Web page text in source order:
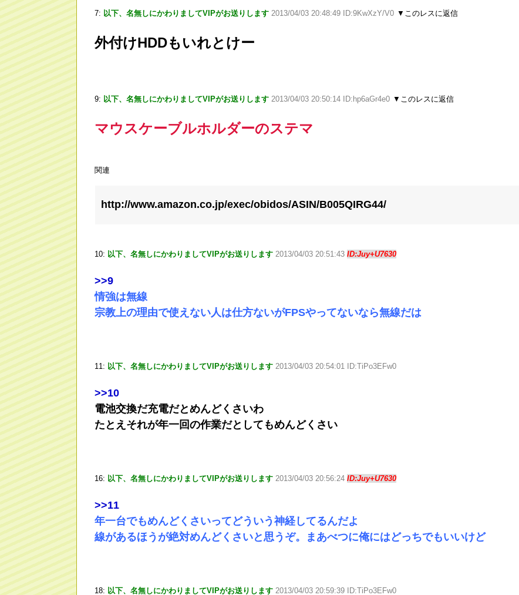
7: 以下、名無しにかわりましてVIPがお送りします 2013/04/03 20:48:49 ID:9KwXzY/V0 ▼このレスに返信
外付けHDDもいれとけー
9: 以下、名無しにかわりましてVIPがお送りします 2013/04/03 20:50:14 ID:hp6aGr4e0 ▼このレスに返信
マウスケーブルホルダーのステマ
関連
http://www.amazon.co.jp/exec/obidos/ASIN/B005QIRG44/
10: 以下、名無しにかわりましてVIPがお送りします 2013/04/03 20:51:43 ID:Juy+U7630
>>9
情強は無線
宗教上の理由で使えない人は仕方ないがFPSやってないなら無線だは
11: 以下、名無しにかわりましてVIPがお送りします 2013/04/03 20:54:01 ID:TiPo3EFw0
>>10
電池交換だ充電だとめんどくさいわ
たとえそれが年一回の作業だとしてもめんどくさい
16: 以下、名無しにかわりましてVIPがお送りします 2013/04/03 20:56:24 ID:Juy+U7630
>>11
年一台でもめんどくさいってどういう神経してるんだよ
線があるほうが絶対めんどくさいと思うぞ。まあべつに俺にはどっちでもいいけど
18: 以下、名無しにかわりましてVIPがお送りします 2013/04/03 20:59:39 ID:TiPo3EFw0